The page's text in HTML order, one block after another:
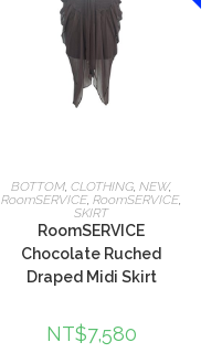
選擇規格
BOTTOM,CLOTHING,NEW,
RoomSERVICE,RoomSERVICE,
SKIRT
RoomSERVICE
Chocolate Ruched
Draped Midi Skirt
NT$7,580